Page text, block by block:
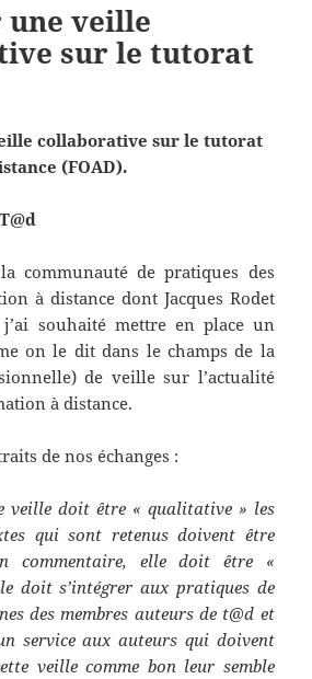
une veille
sur le tutorat
collaborative sur le tutorat
(FOAD).
communauté de pratiques des
à distance dont Jacques Rodet
souhaité mettre en place un
on le dit dans le champs de la
de veille sur l’actualité
à distance.
de nos échanges :
veille doit être « qualitative » les
qui sont retenus doivent être
commentaire, elle doit être «
doit s’intégrer aux pratiques de
des membres auteurs de t@d et
service aux auteurs qui doivent
veille comme bon leur semble